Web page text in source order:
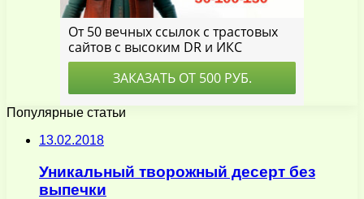
Популярные статьи
13.02.2018
Уникальный творожный десерт без
выпечки